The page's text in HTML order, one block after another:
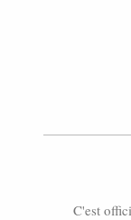
C'est